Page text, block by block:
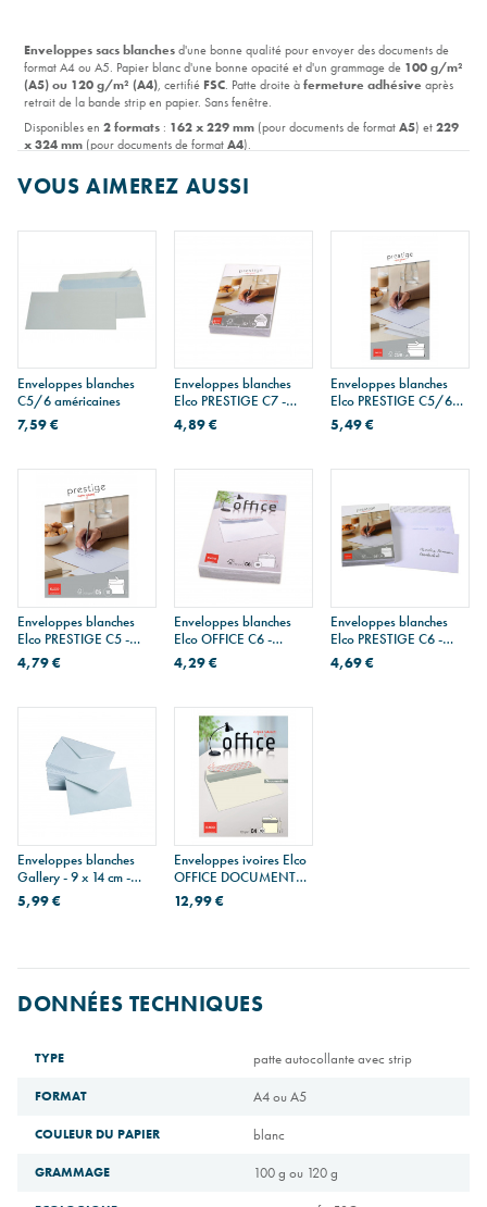
Enveloppes sacs blanchesd'une bonne qualité pour envoyer des documents de
format A4 ou A5. Papier blanc d'une bonne opacité et d'un grammage de 100 g/m²
(A5) ou 120 g/m² (A4), certifié FSC. Patte droite àfermeture adhésive après
retrait de la bande strip en papier. Sans fenêtre.
Disponibles en 2 formats : 162 x 229 mm (pour documents de formatA5) et229
x 324 mm (pour documents de formatA4).
VOUS AIMEREZ AUSSI
Enveloppes blanches
C5/6 américaines
7,59 €
Enveloppes blanches
Elco PRESTIGE C7 -
paquet de 25
4,89 €
Enveloppes blanches
Elco PRESTIGE C5/6
américaines - paquet de
25
5,49 €
Enveloppes blanches
Elco PRESTIGE C5 -
paquet de 10
4,79 €
Enveloppes blanches
Elco OFFICE C6 -
paquet de 50
4,29 €
Enveloppes blanches
Elco PRESTIGE C6 -
paquet de 25
4,69 €
Enveloppes blanches
Gallery - 9 x 14 cm -
paquet de 50
5,99 €
Enveloppes ivoires Elco
OFFICE DOCUMENTO
C4 - paquet de 10
12,99 €
DONNÉES TECHNIQUES
TYPE patte autocollante avec strip
FORMAT A4 ou A5
COULEUR DU PAPIER blanc
GRAMMAGE 100 g ou 120 g